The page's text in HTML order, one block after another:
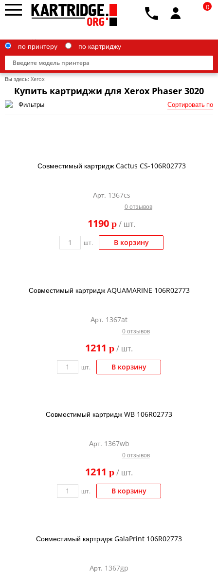
Konica Minolta
OKI
Для франкировальной машины
по принтеру по картриджу
0
Вы здесь: Xerox
Купить картриджи для Xerox Phaser 3020
Фильтры Сортировать по
Совместимый картридж Cactus CS-106R02773
Арт. 1367cs
0 отзывов
1190 p/ шт.
шт. В корзину
Совместимый картридж AQUAMARINE 106R02773
Арт. 1367at
0 отзывов
1211 p/ шт.
шт. В корзину
Совместимый картридж WB 106R02773
Арт. 1367wb
0 отзывов
1211 p/ шт.
шт. В корзину
Совместимый картридж GalaPrint 106R02773
Арт. 1367gp